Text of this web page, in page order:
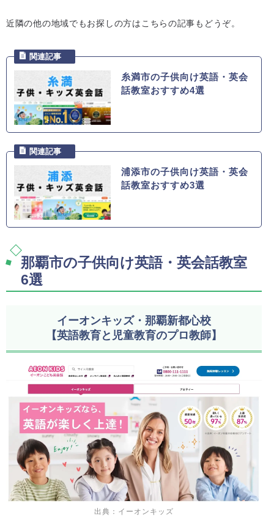
近隣の他の地域でもお探しの方はこちらの記事もどうぞ。
糸満市の子供向け英語・英会
話教室おすすめ4選
浦添市の子供向け英語・英会
話教室おすすめ3選
那覇市の子供向け英語・英会話教室
6選
イーオンキッズ・那覇新都心校
【英語教育と児童教育のプロ教師】
出典：イーオンキッズ